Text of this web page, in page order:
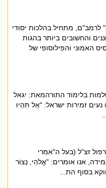
מתחיל בהלכות יסודי
והחשובים ביותר בהגות
האמוני והפילוסופי של
בלימוד התורהמאת: יגאל
זמירות ישראל: "אַל תִּהְיוּ
זצ"ל (בעל ה"אמרי
אנו אומרים: "אֱלֹהַי, נְצוֹר
בסוף הת...